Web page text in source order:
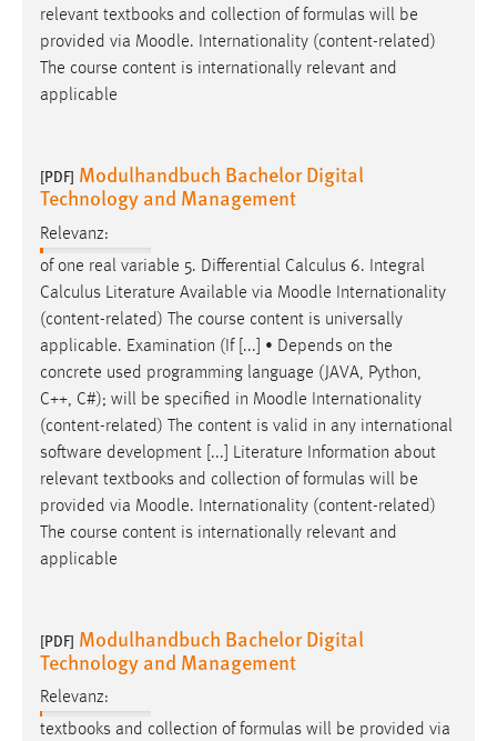
relevant textbooks and collection of formulas will be
provided via Moodle. Internationality (content-related)
The course content is internationally relevant and
applicable
[PDF] Modulhandbuch Bachelor Digital
Technology and Management
Relevanz:
of one real variable 5. Differential Calculus 6. Integral
Calculus Literature Available via Moodle Internationality
(content-related) The course content is universally
applicable. Examination (If [...] • Depends on the
concrete used programming language (JAVA, Python,
C++, C#); will be specified in Moodle Internationality
(content-related) The content is valid in any international
software development [...] Literature Information about
relevant textbooks and collection of formulas will be
provided via Moodle. Internationality (content-related)
The course content is internationally relevant and
applicable
[PDF] Modulhandbuch Bachelor Digital
Technology and Management
Relevanz:
textbooks and collection of formulas will be provided via